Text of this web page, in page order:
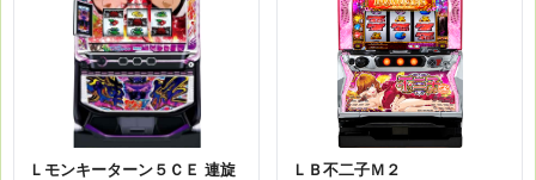
Ｌモンキーターン５ＣＥ 連旋 ＬＢ不二子Ｍ２